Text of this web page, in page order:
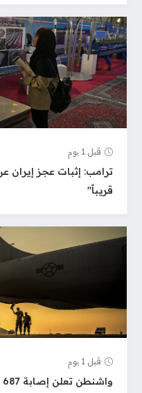
قبل 1 یوم
ترامب: إثبات عجز إيران
قريباً"
قبل 1 یوم